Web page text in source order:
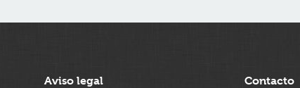
Aviso legal Contacto